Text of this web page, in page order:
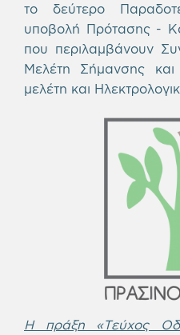
το δεύτερο
υποβολή Πρότασης -
που περιλαμβάνουν
Μελέτη Σήμανσης και
μελέτη και
Η πράξη «Τεύχος